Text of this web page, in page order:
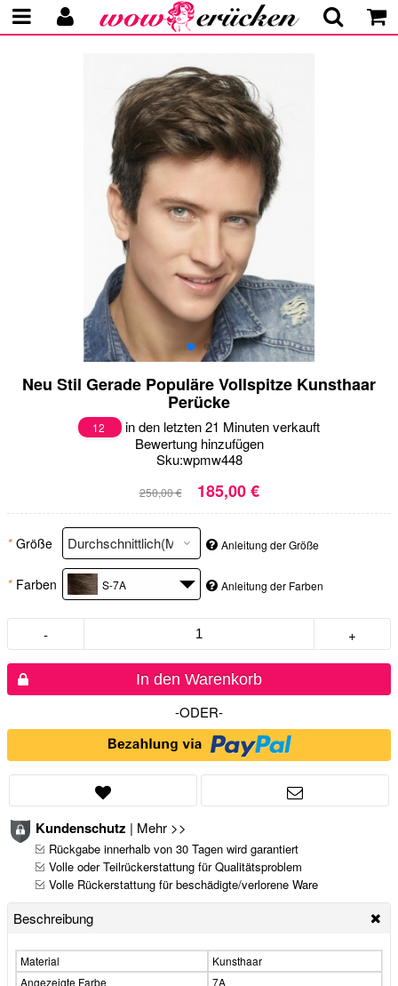
Neu Stil Gerade Populäre Vollspitze Kunsthaar
Perücke
12
in den letzten 21 Minuten verkauft
Bewertung hinzufügen
Sku:wpmw448
250,00 € 185,00 €
* Größe Anleitung der Größe
* Farben S-7A Anleitung der Farben
- +
In den Warenkorb
-ODER-
Kundenschutz | Mehr >>
Rückgabe innerhalb von 30 Tagen wird garantiert
Volle oder Teilrückerstattung für Qualitätsproblem
Volle Rückerstattung für beschädigte/verlorene Ware
Beschreibung
Material
Kunsthaar
Angezeigte Farbe
7A